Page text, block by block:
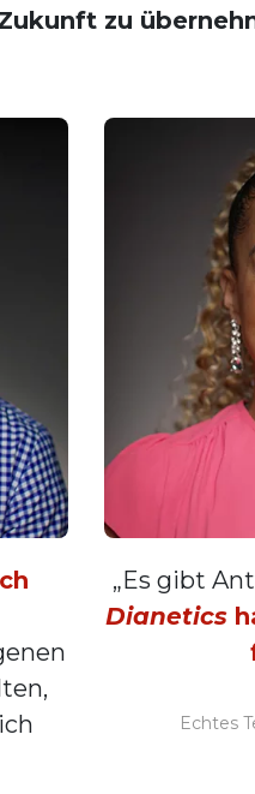
zu
„Es gibt
Dianetics
Echtes